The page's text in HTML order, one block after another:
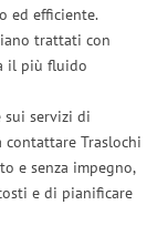
ed efficiente.
trattati con
il più fluido
sui servizi di
contattare Traslochi
e senza impegno,
e di pianificare